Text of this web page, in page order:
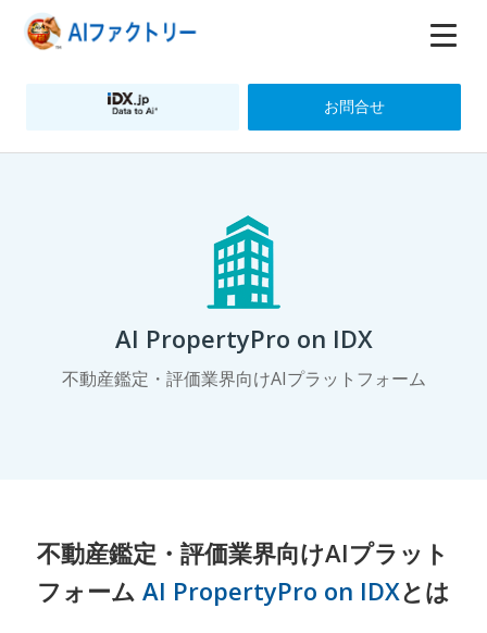
お問合せ
AI PropertyPro on IDX
不動産鑑定・評価業界向けAIプラットフォーム
不動産鑑定・評価業界向けAIプラット
フォーム AI PropertyPro on IDXとは